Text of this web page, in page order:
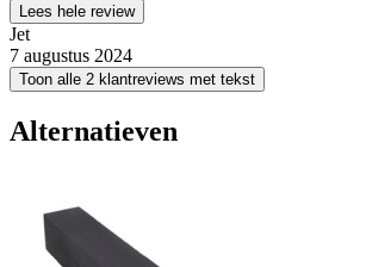
Lees hele review
Jet
7 augustus 2024
Toon alle 2 klantreviews met tekst
Alternatieven